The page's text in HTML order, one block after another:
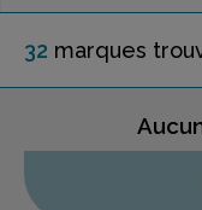
32 marques